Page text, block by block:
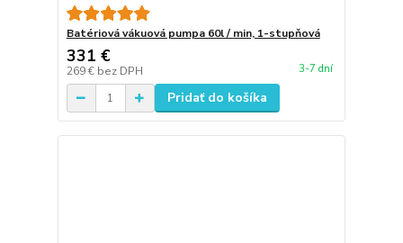
Batériová vákuová pumpa 60l / min, 1-stupňová
331 €
269 € bez DPH 3-7 dní
Pridať do košíka